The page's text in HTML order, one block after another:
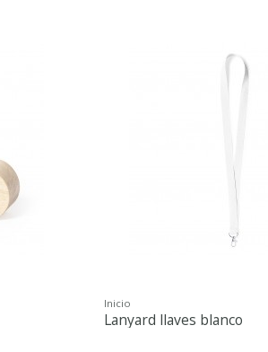
Inicio
Lanyard llaves blanco